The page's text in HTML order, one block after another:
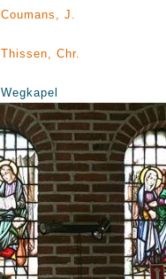
Coumans, J.
Thissen, Chr.
Wegkapel